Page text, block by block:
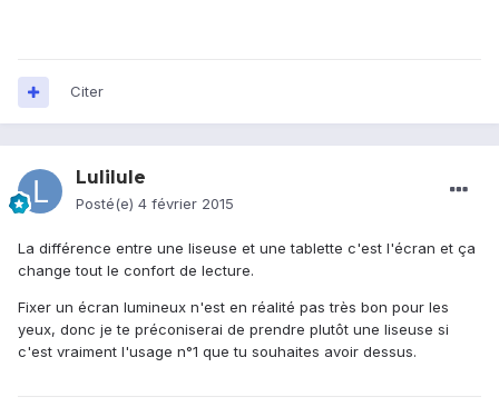
Citer
Lulilule
Posté(e) 4 février 2015
La différence entre une liseuse et une tablette c'est l'écran et ça
change tout le confort de lecture.
Fixer un écran lumineux n'est en réalité pas très bon pour les
yeux, donc je te préconiserai de prendre plutôt une liseuse si
c'est vraiment l'usage n°1 que tu souhaites avoir dessus.